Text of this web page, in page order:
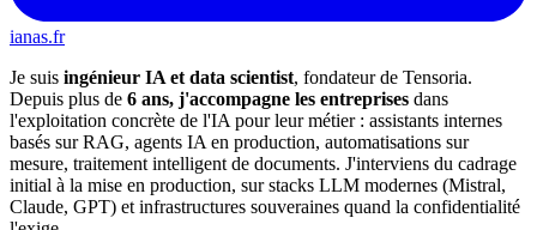
ianas.fr
Je suis ingénieur IA et data scientist, fondateur de Tensoria.
Depuis plus de 6 ans, j'accompagne les entreprises dans
l'exploitation concrète de l'IA pour leur métier : assistants internes
basés sur RAG, agents IA en production, automatisations sur
mesure, traitement intelligent de documents. J'interviens du cadrage
initial à la mise en production, sur stacks LLM modernes (Mistral,
Claude, GPT) et infrastructures souveraines quand la confidentialité